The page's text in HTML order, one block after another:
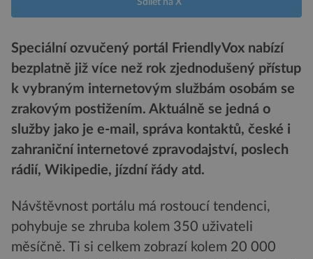
Sdílet na X
Speciální ozvučený portál FriendlyVox nabízí
bezplatně již více než rok zjednodušený přístup
k vybraným internetovým službám osobám se
zrakovým postižením. Aktuálně se jedná o
služby jako je e-mail, správa kontaktů, české i
zahraniční internetové zpravodajství, poslech
rádií, Wikipedie, jízdní řády atd.
Návštěvnost portálu má rostoucí tendenci,
pohybuje se zhruba kolem 350 uživateli
měsíčně. Ti si celkem zobrazí kolem 20 000